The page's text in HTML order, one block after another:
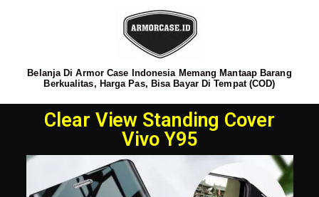
Belanja Di Armor Case Indonesia Memang Mantaap Barang
Berkualitas, Harga Pas, Bisa Bayar Di Tempat (COD)
Clear View Standing Cover
Vivo Y95